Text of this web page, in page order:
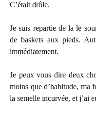
C’était drôle.
Je suis repartie de la le
de baskets aux pieds.
immédiatement.
Je peux vous dire deux
moins que d’habitude, ma
la semelle incurvée, et j’ai